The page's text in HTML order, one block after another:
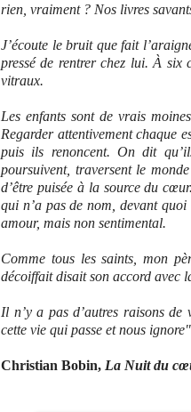
rien, vraiment ? Nos livres
J’écoute le bruit que fait
pressé de rentrer chez lui. À six
vitraux.
Les enfants sont de vrais
Regarder attentivement chaque
puis ils renoncent. On dit
poursuivent, traversent le
d’être puisée à la source du
qui n’a pas de nom, devant
amour, mais non sentimental.
Comme tous les saints, mon
décoiffait disait son accord avec
Il n’y a pas d’autres raisons de
cette vie qui passe et nous ignore"
Christian Bobin, La Nuit du